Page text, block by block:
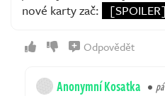
nové karty zač:
[SPOILER]
Odpovědět
Anonymní Kosatka